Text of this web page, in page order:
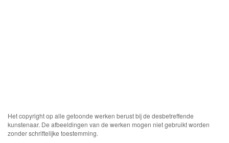
Het copyright op alle getoonde werken berust bij de desbetreffende
kunstenaar. De afbeeldingen van de werken mogen niet gebruikt worden
zonder schriftelijke toestemming.